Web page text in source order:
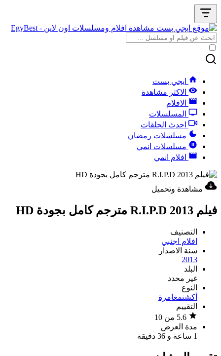
ايجي بست
الاكثر مشاهدة
الافلام
المسلسلات
احدث الحلقات
مسلسلات رمضان
مسلسلات انمي
افلام انمي
مشاهدة وتحميل
فيلم R.I.P.D 2013 مترجم كامل بجودة HD
التصنيف
افلام اجنبي
سنة الاصدار
2013
البلد
غير محدد
النوع
أكشنمغامرة
التقييم
مدة العرض
1 ساعة و 36 دقيقة